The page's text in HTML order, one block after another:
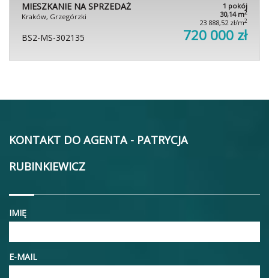
MIESZKANIE NA SPRZEDAŻ
Kraków, Grzegórzki
1 pokój
30,14 m2
23 888,52 zł/m2
BS2-MS-302135 720 000 zł
KONTAKT DO AGENTA - PATRYCJA
RUBINKIEWICZ
IMIĘ
E-MAIL